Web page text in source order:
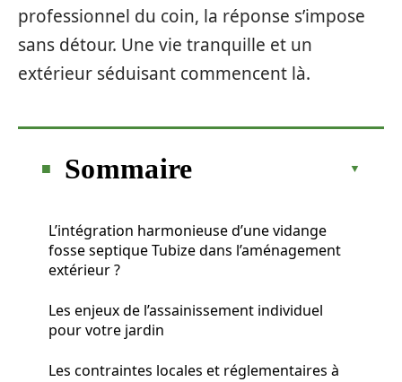
professionnel du coin, la réponse s’impose
sans détour. Une vie tranquille et un
extérieur séduisant commencent là.
Sommaire
L’intégration harmonieuse d’une vidange
fosse septique Tubize dans l’aménagement
extérieur ?
Les enjeux de l’assainissement individuel
pour votre jardin
Les contraintes locales et réglementaires à